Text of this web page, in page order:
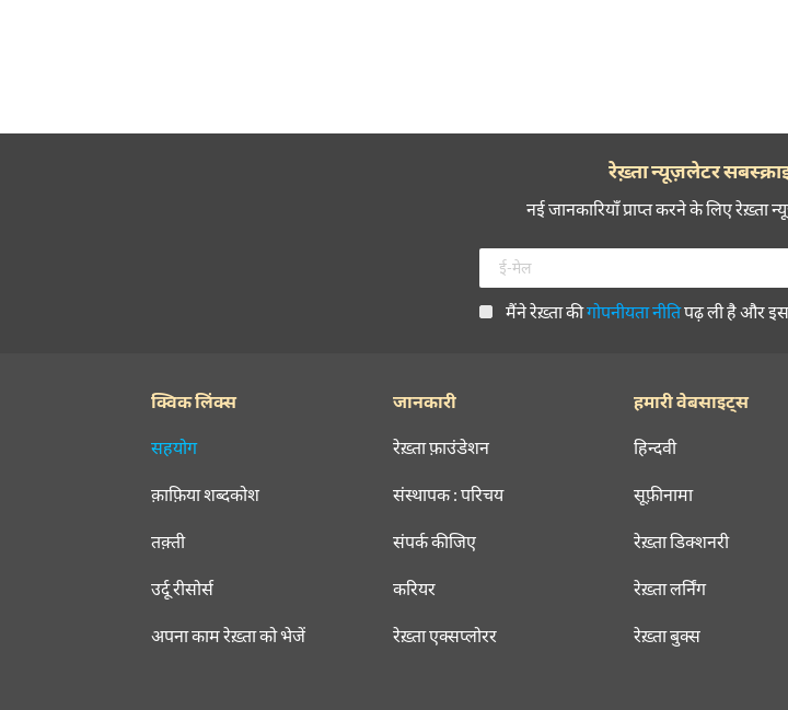
रेख़्ता न्यूज़लेटर
नई जानकारियाँ प्राप्त करने के लिए रेख़्ता
मैंने रेख़्ता कीगोपनीयता नीतिपढ़ ली है और
क्विक लिंक्स
सहयोग
क़ाफ़िया शब्दकोश
तक़्ती
उर्दू रीसोर्स
अपना काम रेख़्ता को भेजें
जानकारी
रेख़्ता फ़ाउंडेशन
संस्थापक : परिचय
संपर्क कीजिए
करियर
रेख़्ता एक्सप्लोरर
हमारी वेबसाइट्स
हिन्दवी
सूफ़ीनामा
रेख़्ता डिक्शनरी
रेख़्ता लर्निंग
रेख़्ता बुक्स